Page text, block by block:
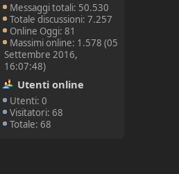
Messaggi totali: 50.530
Totale discussioni: 7.257
Online Oggi: 81
Massimi online: 1.578 (05
Settembre 2016,
16:07:48)
Utenti online
Utenti: 0
Visitatori: 68
Totale: 68